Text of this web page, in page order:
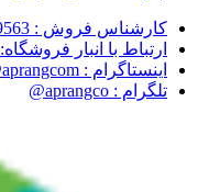
کارشناس فروش : 09134849563
ارتباط با انبار فروشگاه: 09134849563
اینستاگرام : aprangcom@
تلگرام : aprangco@